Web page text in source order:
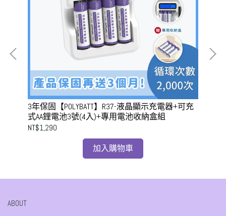
3年保固【POLYBATT】R37-液晶顯示充電器+可充
式AA鋰電池3號(4入)+專用電池收納盒組
NT$1,290
加入購物車
ABOUT